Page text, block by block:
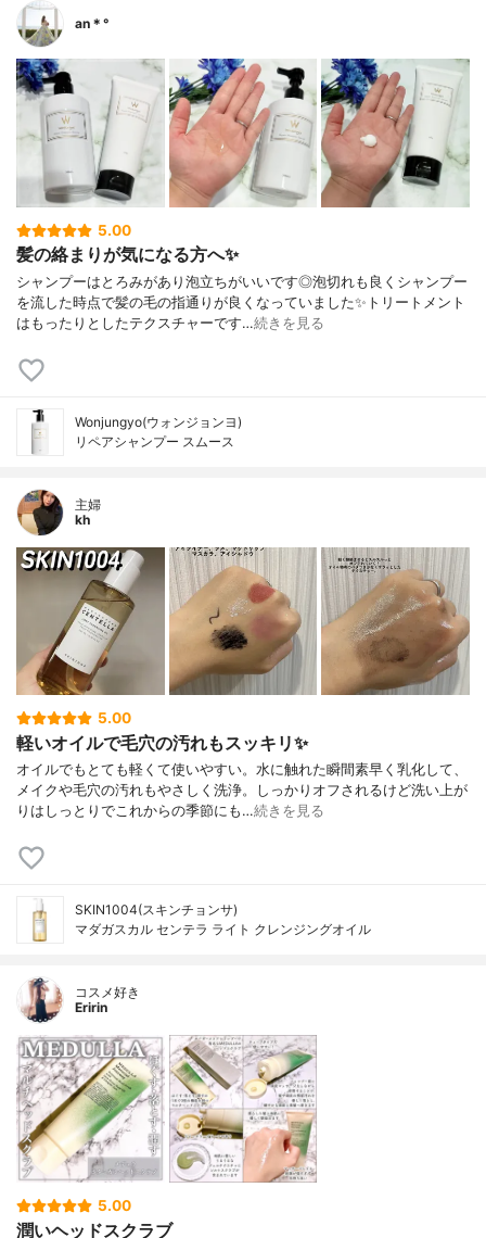
an＊°
5.00
髪の絡まりが気になる方へ✨
シャンプーはとろみがあり泡立ちがいいです◎泡切れも良くシャンプー
を流した時点で髪の毛の指通りが良くなっていました✨トリートメント
はもったりとしたテクスチャーです…続きを見る
Wonjungyo(ウォンジョンヨ)
リペアシャンプー スムース
主婦
kh
5.00
軽いオイルで毛穴の汚れもスッキリ✨
オイルでもとても軽くて使いやすい。水に触れた瞬間素早く乳化して、
メイクや毛穴の汚れもやさしく洗浄。しっかりオフされるけど洗い上が
りはしっとりでこれからの季節にも…続きを見る
SKIN1004(スキンチョンサ)
マダガスカル センテラ ライト クレンジングオイル
コスメ好き
Eririn
5.00
潤いヘッドスクラブ